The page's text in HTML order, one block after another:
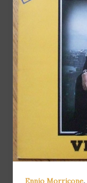
Ennio Morricone,